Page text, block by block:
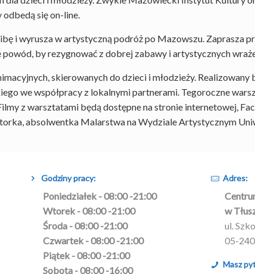
się on-line.
i wyrusza w artystyczną podróż po Mazowszu. Zaprasza
by rezygnować z dobrej zabawy i artystycznych
skierowanych do dzieci i młodzieży.
we współpracy z lokalnymi partnerami. Tegoroczne
z warsztatami będą dostępne na stronie internetowej,
absolwentka Malarstwa na Wydziale Artystycznym
Godziny pracy:
Poniedziałek - 08:00 -21:00
Wtorek - 08:00 -21:00
Środa - 08:00 -21:00
Czwartek - 08:00 -21:00
Piątek - 08:00 -21:00
Sobota - 08:00 -16:00
Adres:
w
ul.
05-
Masz